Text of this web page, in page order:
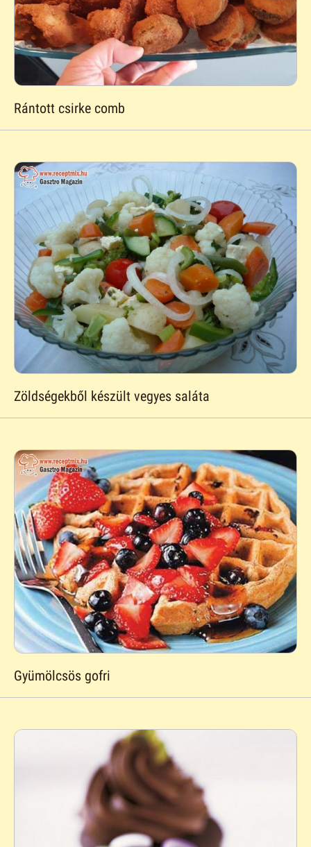
Rántott csirke comb
Zöldségekből készült vegyes saláta
Gyümölcsös gofri